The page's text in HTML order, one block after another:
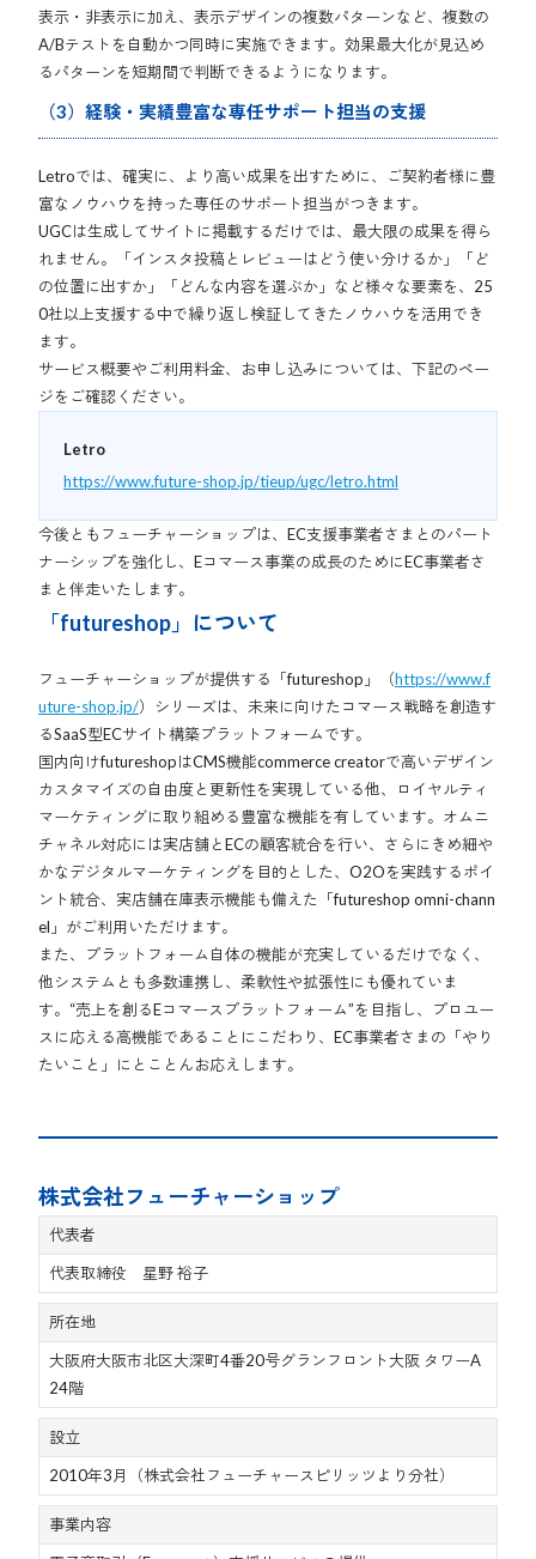
表示・非表示に加え、表示デザインの複数パターンなど、複数の
A/Bテストを自動かつ同時に実施できます。効果最大化が見込め
るパターンを短期間で判断できるようになります。
（3）経験・実績豊富な専任サポート担当の支援
Letroでは、確実に、より高い成果を出すために、ご契約者様に豊
富なノウハウを持った専任のサポート担当がつきます。
UGCは生成してサイトに掲載するだけでは、最大限の成果を得ら
れません。「インスタ投稿とレビューはどう使い分けるか」「ど
の位置に出すか」「どんな内容を選ぶか」など様々な要素を、25
0社以上支援する中で繰り返し検証してきたノウハウを活用でき
ます。
サービス概要やご利用料金、お申し込みについては、下記のペー
ジをご確認ください。
Letro
https://www.future-shop.jp/tieup/ugc/letro.html
今後ともフューチャーショップは、EC支援事業者さまとのパート
ナーシップを強化し、Eコマース事業の成長のためにEC事業者さ
まと伴走いたします。
「futureshop」について
フューチャーショップが提供する「futureshop」（https://www.f
uture-shop.jp/）シリーズは、未来に向けたコマース戦略を創造す
るSaaS型ECサイト構築プラットフォームです。
国内向けfutureshopはCMS機能commerce creatorで高いデザイン
カスタマイズの自由度と更新性を実現している他、ロイヤルティ
マーケティングに取り組める豊富な機能を有しています。オムニ
チャネル対応には実店舗とECの顧客統合を行い、さらにきめ細や
かなデジタルマーケティングを目的とした、O2Oを実践するポイ
ント統合、実店舗在庫表示機能も備えた「futureshop omni-chann
el」がご利用いただけます。
また、プラットフォーム自体の機能が充実しているだけでなく、
他システムとも多数連携し、柔軟性や拡張性にも優れていま
す。“売上を創るEコマースプラットフォーム”を目指し、プロユー
スに応える高機能であることにこだわり、EC事業者さまの「やり
たいこと」にとことんお応えします。
株式会社フューチャーショップ
代表者
代表取締役 星野 裕子
所在地
大阪府大阪市北区大深町4番20号グランフロント大阪 タワーA
24階
設立
2010年3月（株式会社フューチャースピリッツより分社）
事業内容